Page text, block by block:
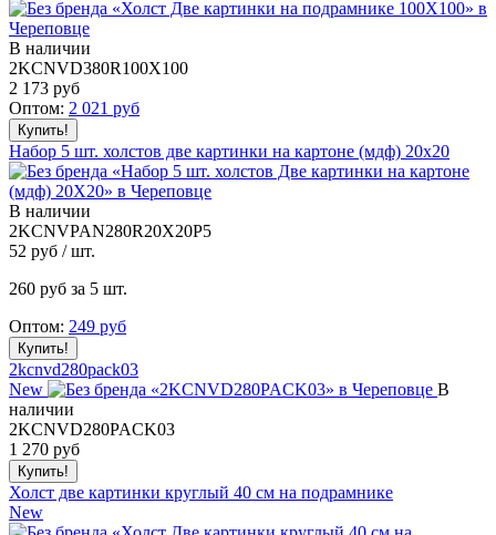
В наличии
2KCNVD380R100X100
2 173 руб
Оптом: 2 021 руб
Набор 5 шт. холстов две картинки на картоне (мдф) 20x20
В наличии
2KCNVPAN280R20X20P5
52 руб / шт.
260 руб за 5 шт.
Оптом: 249 руб
2kcnvd280pack03
New
В
наличии
2KCNVD280PACK03
1 270 руб
Холст две картинки круглый 40 см на подрамнике
New